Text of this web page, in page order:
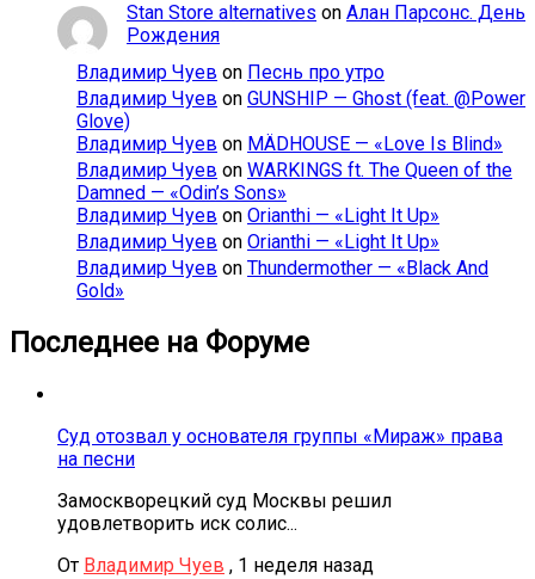
Stan Store alternatives on Алан Парсонс. День
Рождения
Владимир Чуев on Песнь про утро
Владимир Чуев on GUNSHIP — Ghost (feat. @Power
Glove)
Владимир Чуев on MÄDHOUSE — «Love Is Blind»
Владимир Чуев on WARKINGS ft. The Queen of the
Damned — «Odin’s Sons»
Владимир Чуев on Orianthi — «Light It Up»
Владимир Чуев on Orianthi — «Light It Up»
Владимир Чуев on Thundermother — «Black And
Gold»
Последнее на Форуме
Суд отозвал у основателя группы «Мираж» права
на песни
Замоскворецкий суд Москвы решил
удовлетворить иск солис...
От Владимир Чуев , 1 неделя назад